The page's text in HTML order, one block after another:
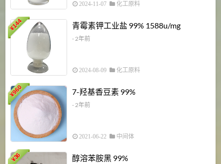
2024-11-07 化工原料
¥
144 青霉素钾工业盐 99% 1588u/mg
- 2年前
2024-08-09 化工原料
¥
960 7-羟基香豆素 99%
- 2年前
2021-06-22 中间体
¥
36 醇溶苯胺黑 99%